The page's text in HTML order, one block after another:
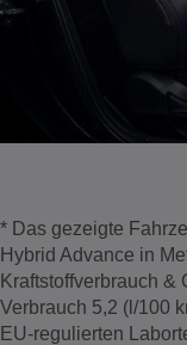
* Das gezeigte
Hybrid Advance in
Kraftstoffverbrauch &
Verbrauch 5,2 (l/100
EU-regulierten